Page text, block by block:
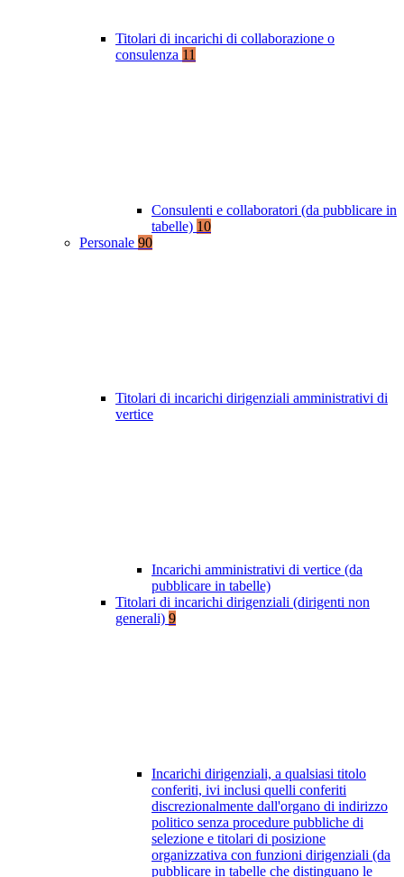
Titolari di incarichi di collaborazione o
consulenza 11
Consulenti e collaboratori (da pubblicare in
tabelle) 10
Personale 90
Titolari di incarichi dirigenziali amministrativi di
vertice
Incarichi amministrativi di vertice (da
pubblicare in tabelle)
Titolari di incarichi dirigenziali (dirigenti non
generali) 9
Incarichi dirigenziali, a qualsiasi titolo
conferiti, ivi inclusi quelli conferiti
discrezionalmente dall'organo di indirizzo
politico senza procedure pubbliche di
selezione e titolari di posizione
organizzativa con funzioni dirigenziali (da
pubblicare in tabelle che distinguano le